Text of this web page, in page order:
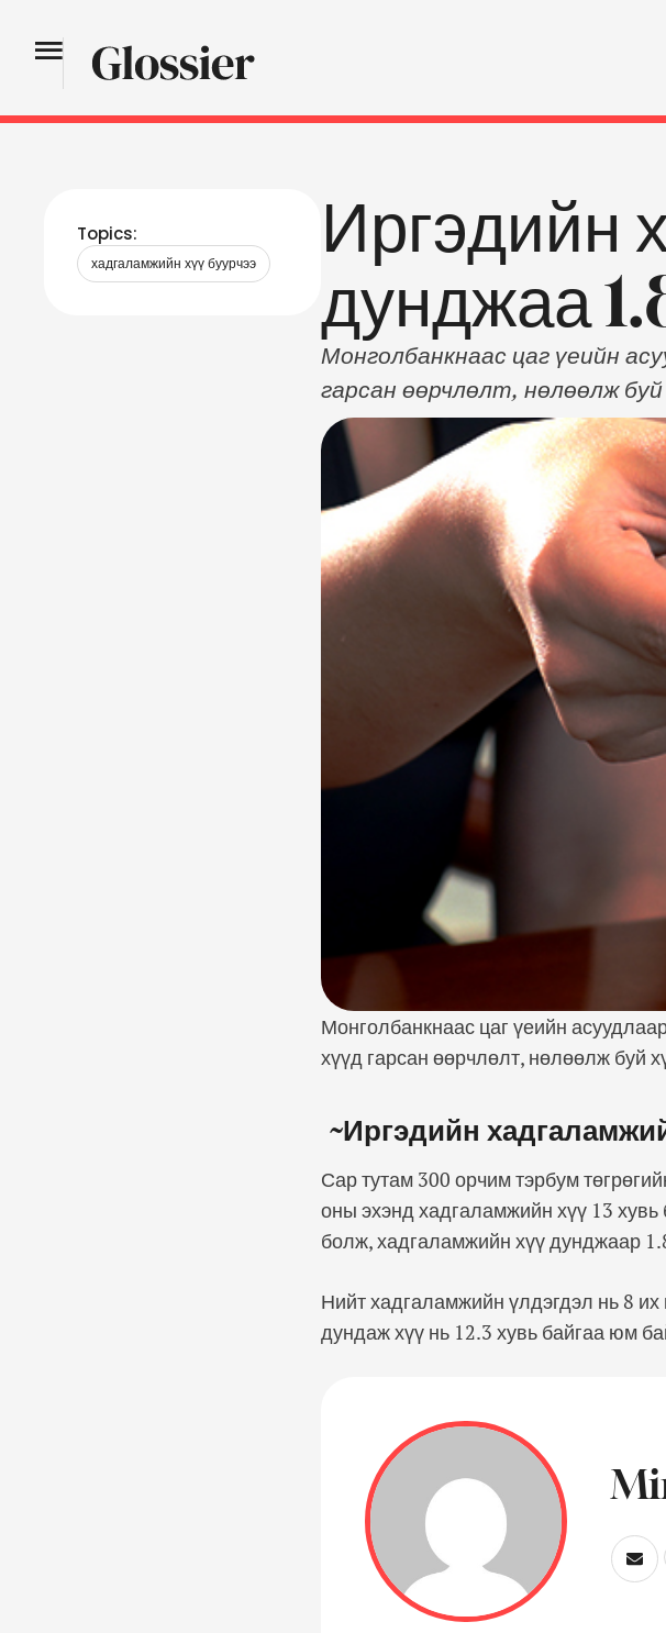
Topics:
хадгаламжийн хүү буурчээ
Иргэдийн
дунджаа
Монголбанкнаас цаг үеийн
гарсан өөрчлөлт, нөлөөлж
хадгаламжийн хүү дунджаа
хадгаламж иргэдээс татан
хувь байсан бол долдугаар
Монголбанкнаас цаг үеийн
хүүд гарсан өөрчлөлт, нөлөөлж буй
~Иргэдийн
Сар тутам 300 орчим тэрбум
оны эхэнд хадгаламжийн хүү 13
болж, хадгаламжийн хүү дунджаар
Нийт хадгаламжийн үлдэгдэл нь 8
дундаж хүү нь 12.3 хувь байгаа юм